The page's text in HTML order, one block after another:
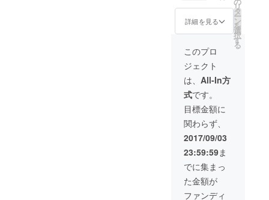
USB
Type-A
アダプ
タ ( PC
に接続
する用)
*Windo
ws PC
やLinux
PCに接
続して
使える
キット
です。
＊送料
税込価
格で
す。
詳細を見る
リ
タ
ー
ン
を
選
択
す
る
このプロ
ジェクト
は、 All-In方
式です。
目標金額に
関わらず、
2017/09/03
23:59:59ま
でに集まっ
た金額が
ファンディ